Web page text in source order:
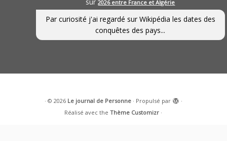
2026 entre France et Algérie
Par curiosité j'ai regardé sur Wikipédia les dates des
conquêtes des pays...
· © 2026 Le journal de Personne· Propulsé par
·
Réalisé avec theThème Customizr ·